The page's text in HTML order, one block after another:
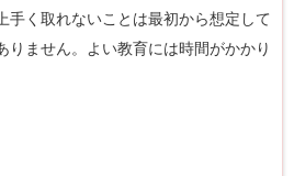
手く取れないことは最初から想定して
りません。よい教育には時間がかかり